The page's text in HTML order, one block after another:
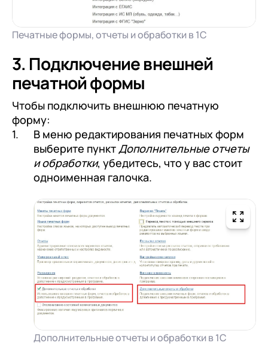
Печатные формы, отчеты и обработки в 1С
3. Подключение внешней
печатной формы
Чтобы подключить внешнюю печатную
форму:
В меню редактирования печатных форм
выберите пункт Дополнительные отчеты
и обработки, убедитесь, что у вас стоит
одноименная галочка.
Дополнительные отчеты и обработки в 1С